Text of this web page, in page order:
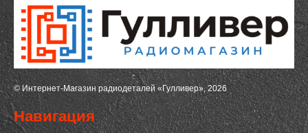
© Интернет-Магазин радиодеталей «Гулливер», 2026
Навигация